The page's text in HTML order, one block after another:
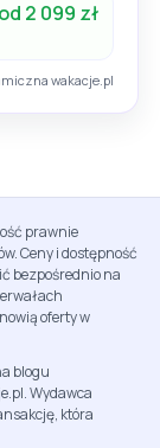
od 2 099 zł
wakacje.pl
prawnie
Ceny i dostępność
bezpośrednio na
oferty w
blogu
Wydawca
która